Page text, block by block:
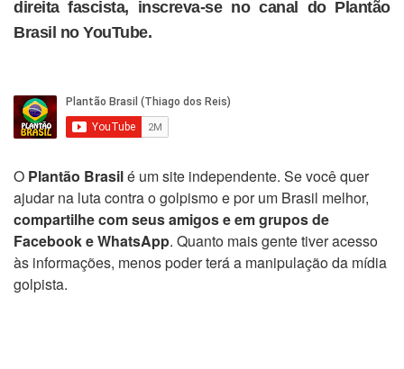
direita fascista, inscreva-se no canal do Plantão
Brasil no YouTube.
O Plantão Brasilé um site independente. Se você quer
ajudar na luta contra o golpismo e por um Brasil melhor,
compartilhe com seus amigos e em grupos de
Facebook e WhatsApp. Quanto mais gente tiver acesso
às informações, menos poder terá a manipulação da mídia
golpista.